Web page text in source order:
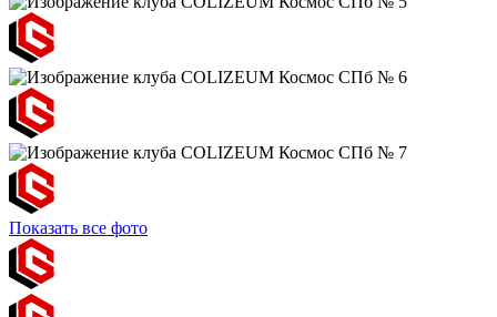
Показать все фото